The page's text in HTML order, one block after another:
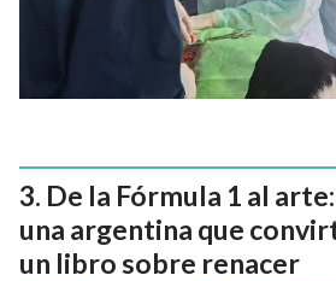
De la Fórmula 1 al
una argentina que
un libro sobre renacer